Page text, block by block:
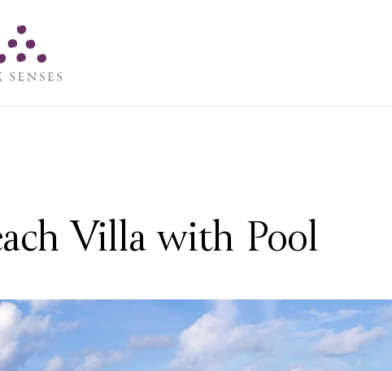
Villa with Pool